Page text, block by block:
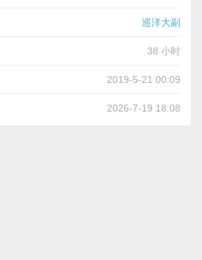
巡洋大副
38 小时
2019-5-21 00:09
2026-7-19 18:08